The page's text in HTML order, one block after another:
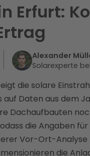
Erfurt:
Alexander
Solarexperte
die solare
Daten aus dem
Dachaufbauten
die Angaben
Vor-Ort-
die